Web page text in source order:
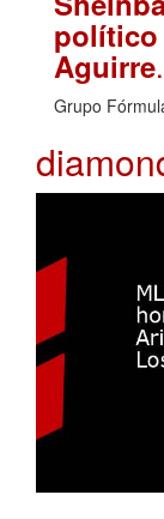
político
Aguirre
Grupo